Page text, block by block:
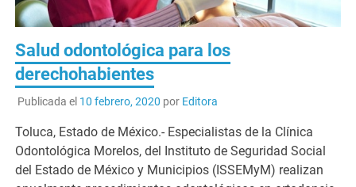
Salud odontológica para los
derechohabientes
Publicada el 10 febrero, 2020 por Editora
Toluca, Estado de México.- Especialistas de la Clínica
Odontológica Morelos, del Instituto de Seguridad Social
del Estado de México y Municipios (ISSEMyM) realizan